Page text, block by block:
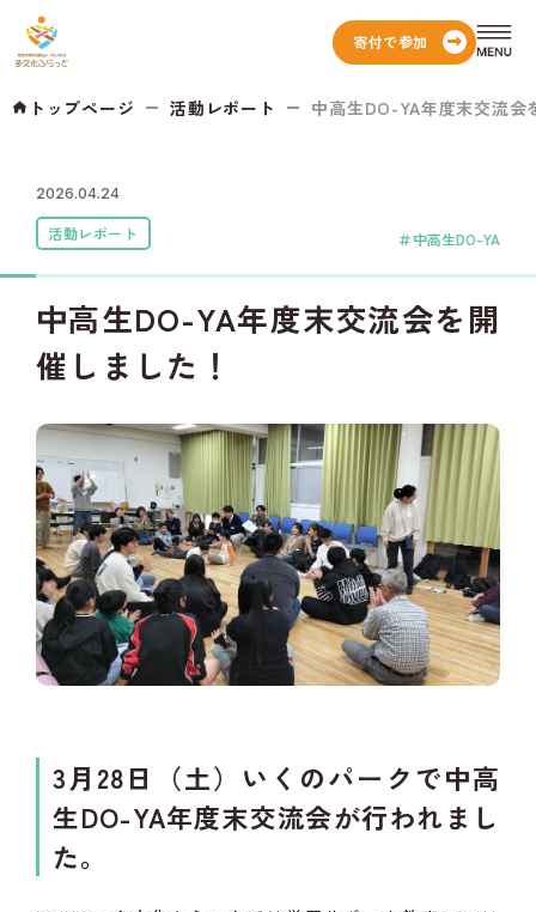
寄付で参加
トップページ 活動レポート 中高生DO-YA年度末交流会
2026.04.24
活動レポート 中高生DO-YA
中高生DO-YA年度末交流会を開
催しました！
3月28日（土）いくのパークで中高
生DO-YA年度末交流会が行われまし
た。